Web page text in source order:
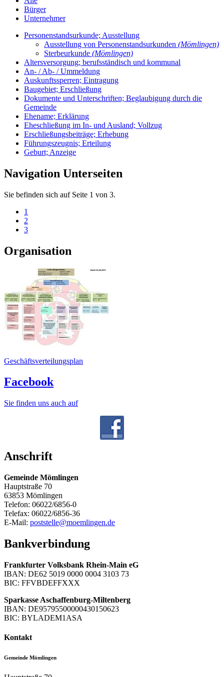
Bürger
Unternehmer
Personenstandsurkunde; Ausstellung
Ausstellung von Personenstandsurkunden (Mömlingen)
Sterbeurkunde (Mömlingen)
Altersversorgung; berufsständisch und kommunal
An- / Ab- / Ummeldung
Auskunftssperren; Eintragung
Baugebiet; Erschließung
Dokumente und Unterschriften; Beglaubigung durch die
Gemeinde
Ehename; Erklärung
Eheschließung im In- und Ausland; Vollzug
Erschließungsbeiträge; Erhebung
Führungszeugnis; Erteilung
Geburt; Anzeige
Navigation Unterseiten
Sie befinden sich auf Seite 1 von 3.
1
2
3
Organisation
Geschäftsverteilungsplan
Facebook
Sie finden uns auch auf
Anschrift
Gemeinde Mömlingen
Hauptstraße 70
63853 Mömlingen
Telefon: 06022/6856-0
Telefax: 06022/6856-36
E-Mail: poststelle@moemlingen.de
Bankverbindung
Frankfurter Volksbank Rhein-Main eG
IBAN: DE62 5019 0000 0004 3103 73
BIC: FFVBDEFFXXX
Sparkasse Aschaffenburg-Miltenberg
IBAN: DE95795500000430150623
BIC: BYLADEM1ASA
Kontakt
Gemeinde Mömlingen